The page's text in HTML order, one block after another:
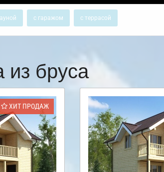
с гаражом с террасой
бруса
ХИТ ПРОДАЖ